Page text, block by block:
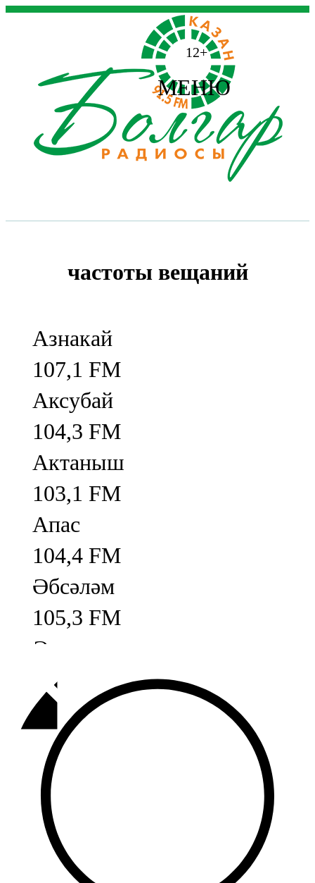
12+
МЕНЮ
частоты вещаний
Азнакай
107,1 FM
Аксубай
104,3 FM
Актаныш
103,1 FM
Апас
104,4 FM
Әбсәләм
105,3 FM
Әлмәт
92,9 FM
Базарлы матак
107,1 FM
Балык бистәсе
104,9 FM
Баулы
107,5 FM